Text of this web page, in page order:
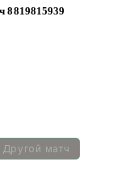
8819815939
Другой матч